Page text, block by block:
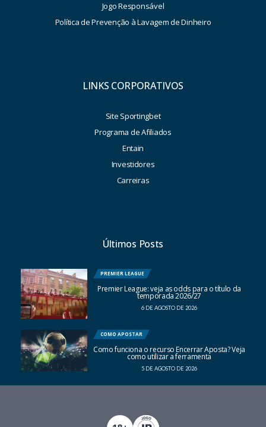
Jogo Responsável
Política de Prevenção à Lavagem de Dinheiro
LINKS CORPORATIVOS
Site Sportingbet
Programa de Afiliados
Entain
Investidores
Carreiras
Últimos Posts
PREMIER LEAGUE
Premier League: veja as odds para o título da
temporada 2026/27
6 DE AGOSTO DE 2026
COMO APOSTAR
Como funciona o recurso Encerrar Aposta? Veja
como utilizar a ferramenta
5 DE AGOSTO DE 2026